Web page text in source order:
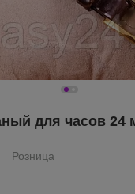
для часов 24
Розница